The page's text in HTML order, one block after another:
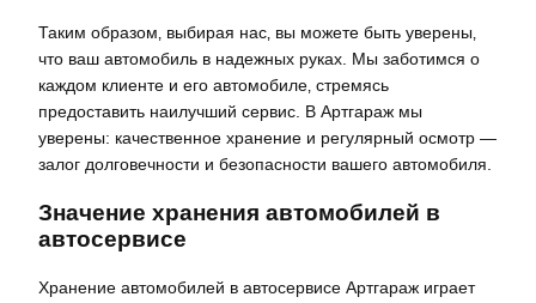
Таким образом‚ выбирая нас‚ вы можете быть уверены‚
что ваш автомобиль в надежных руках. Мы заботимся о
каждом клиенте и его автомобиле‚ стремясь
предоставить наилучший сервис. В Артгараж мы
уверены: качественное хранение и регулярный осмотр —
залог долговечности и безопасности вашего автомобиля.
Значение хранения автомобилей в
автосервисе
Хранение автомобилей в автосервисе Артгараж играет